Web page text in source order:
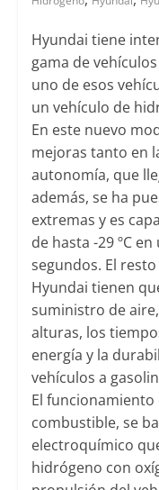
Hyundai tiene
gama de
uno de esos
un vehículo de
En este nuevo
mejoras tanto en
autonomía, que
además, se ha
extremas y es
de hasta -29 ºC
segundos. El
Hyundai tienen
suministro de
alturas, los
energía y la
vehículos a
El funcionamiento
combustible, se
electroquímico
hidrógeno con